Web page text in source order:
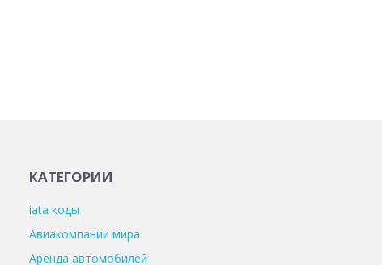
КАТЕГОРИИ
iata коды
Авиакомпании мира
Аренда автомобилей